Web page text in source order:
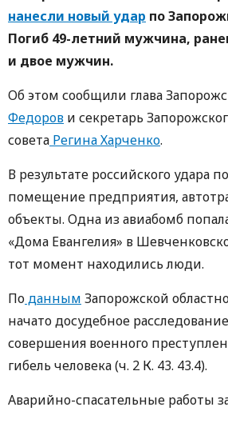
нанесли новый удар по
Погиб 49-летний мужчина,
и двое мужчин.
Об этом сообщили глава
Федоров и секретарь
совета Регина Харченко.
В результате российского удара
помещение предприятия,
объекты. Одна из авиабомб
«Дома Евангелия» в
тот момент находились люди.
Поданным Запорожской
начато досудебное
совершения военного
гибель человека (ч. 2 К. 43. 43.4).
Аварийно-спасательные работы